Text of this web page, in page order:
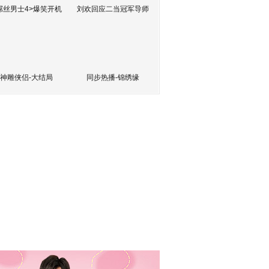
丝男士4>爆笑开机 刘欢回应二当冠军导师
神雕侠侣-大结局 同步热播-锦绣缘